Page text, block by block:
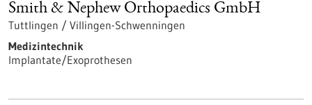
Smith & Nephew Orthopaedics GmbH
Tuttlingen / Villingen-Schwenningen
Medizintechnik
Implantate/Exoprothesen